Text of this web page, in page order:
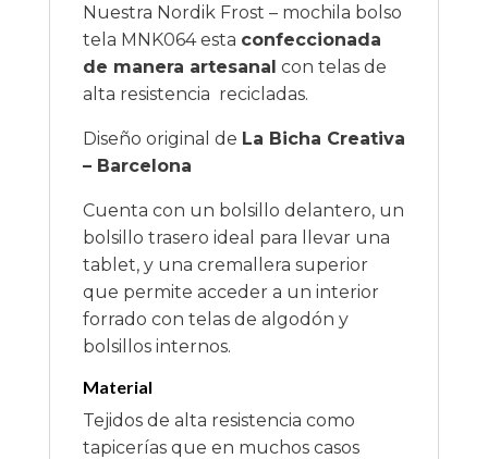
Nuestra Nordik Frost – mochila bolso
tela MNK064 esta confeccionada
de manera artesanal con telas de
alta resistencia recicladas.
Diseño original de La Bicha Creativa
– Barcelona
Cuenta con un bolsillo delantero, un
bolsillo trasero ideal para llevar una
tablet, y una cremallera superior
que permite acceder a un interior
forrado con telas de algodón y
bolsillos internos.
Material
Tejidos de alta resistencia como
tapicerías que en muchos casos